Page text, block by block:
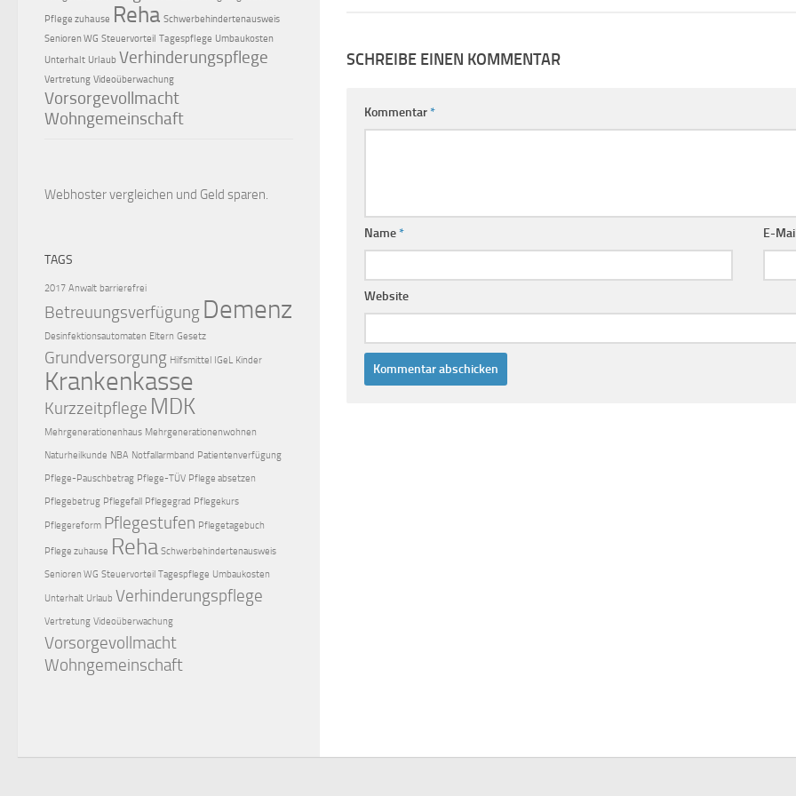
SCHREIBE EINEN KOMMENTAR
Kommentar*
Name* E-
Website
Pflege zuhause Reha Schwerbehindertenausweis
Senioren WG Steuervorteil Tagespflege Umbaukosten
Unterhalt Urlaub Verhinderungspflege
Vertretung Videoüberwachung
Vorsorgevollmacht
Wohngemeinschaft
Webhoster vergleichen und Geld sparen.
TAGS
2017 Anwalt barrierefrei
Betreuungsverfügung Demenz
Desinfektionsautomaten Eltern Gesetz
Grundversorgung Hilfsmittel IGeL Kinder
Krankenkasse
Kurzzeitpflege MDK
Mehrgenerationenhaus Mehrgenerationenwohnen
Naturheilkunde NBA Notfallarmband Patientenverfügung
Pflege-Pauschbetrag Pflege-TÜV Pflege absetzen
Pflegebetrug Pflegefall Pflegegrad Pflegekurs
Pflegereform Pflegestufen Pflegetagebuch
Pflege zuhause Reha Schwerbehindertenausweis
Senioren WG Steuervorteil Tagespflege Umbaukosten
Unterhalt Urlaub Verhinderungspflege
Vertretung Videoüberwachung
Vorsorgevollmacht
Wohngemeinschaft